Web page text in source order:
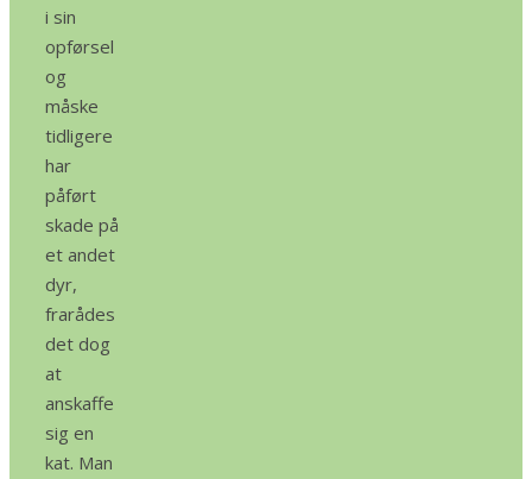
i sin
opførsel
og
måske
tidligere
har
påført
skade på
et andet
dyr,
frarådes
det dog
at
anskaffe
sig en
kat. Man